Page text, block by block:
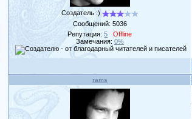
Создатель :)
Сообщений: 5036
Репутация:5
Offline
Замечания: 0%
rams